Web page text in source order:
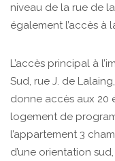
niveau de la rue de
également l’accès à
L’accès principal à
Sud, rue J. de
donne accès aux 20
logement de
l’appartement 3
d’une orientation